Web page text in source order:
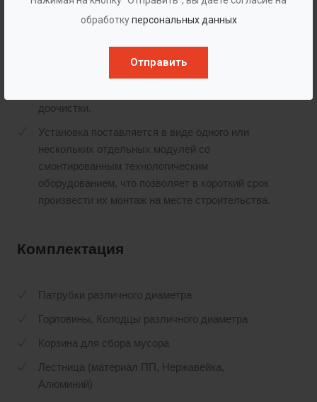
обработкуперсональных данных
Отправить
илоотделителя позволяют исключить
скапливание активного ила и его загнивание.
доочистки.
Установка поставляется в виде одного или
нескольких отдельных модулей со
смонтированным технологическим
оборудованием, что позволяет в короткий срок
произвести их монтаж на месте строительства.
Комплектация
Патрубки различного диаметра
Горловины, Колодцы различного диаметра
Корзина для сбора мусора
Лестница (материал ПП, Нержавейка,
Алюминий)